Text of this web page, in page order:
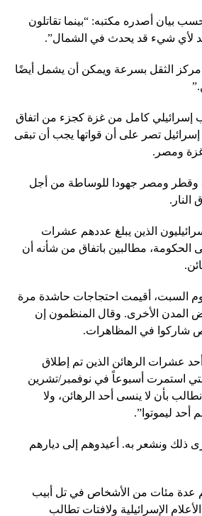
بيان أصدره مكتبه: “بينما تقاتلون
لأي شيء قد يحدث في الشمال”.
الثقل بسرعة ويمكن أن يشمل أيضًا
كامل من غزة كجزء من اتفاق
تصر على أن قواتها يجب أن تبقى
ومصر.
وقطر ومصر جهودا للوساطة من أجل
النار.
الذين يبلغ عددهم عشرات
الحكومة، مطالبين باتفاق من شأنه أن
السبت، أقيمت احتجاجات حاشدة مرة
المدن الأخرى. وقال المنظمون إن
عشرات الرهائن الذين تم إطلاق
استمرت أسبوعاً في نوفمبر/تشرين
نطالب بأن لا ينسى أحد الرهائن، ولا
أحد ليموتوا”.
ذلك ونشعر به. أعيدوهم إلى ديارهم
مئات من الأشخاص في تل أبيب
الإسرائيلية ولافتات تطالب